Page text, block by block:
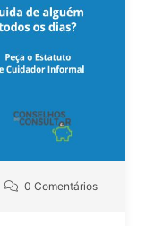
0 Comentários